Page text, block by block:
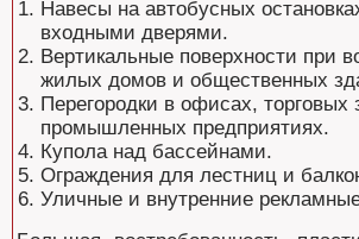
Навесы на автобусных
входными дверями.
Вертикальные поверхности при
жилых домов и общественных
Перегородки в офисах, торговых
промышленных предприятиях.
Купола над бассейнами.
Ограждения для лестниц и
Уличные и внутренние